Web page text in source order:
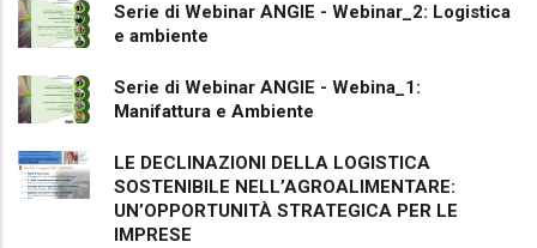
Serie di Webinar ANGIE - Webinar_2: Logistica
e ambiente
Serie di Webinar ANGIE - Webina_1:
Manifattura e Ambiente
LE DECLINAZIONI DELLA LOGISTICA
SOSTENIBILE NELL’AGROALIMENTARE:
UN’OPPORTUNITÀ STRATEGICA PER LE
IMPRESE